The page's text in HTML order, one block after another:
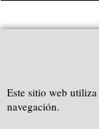
Este sitio web
navegación.